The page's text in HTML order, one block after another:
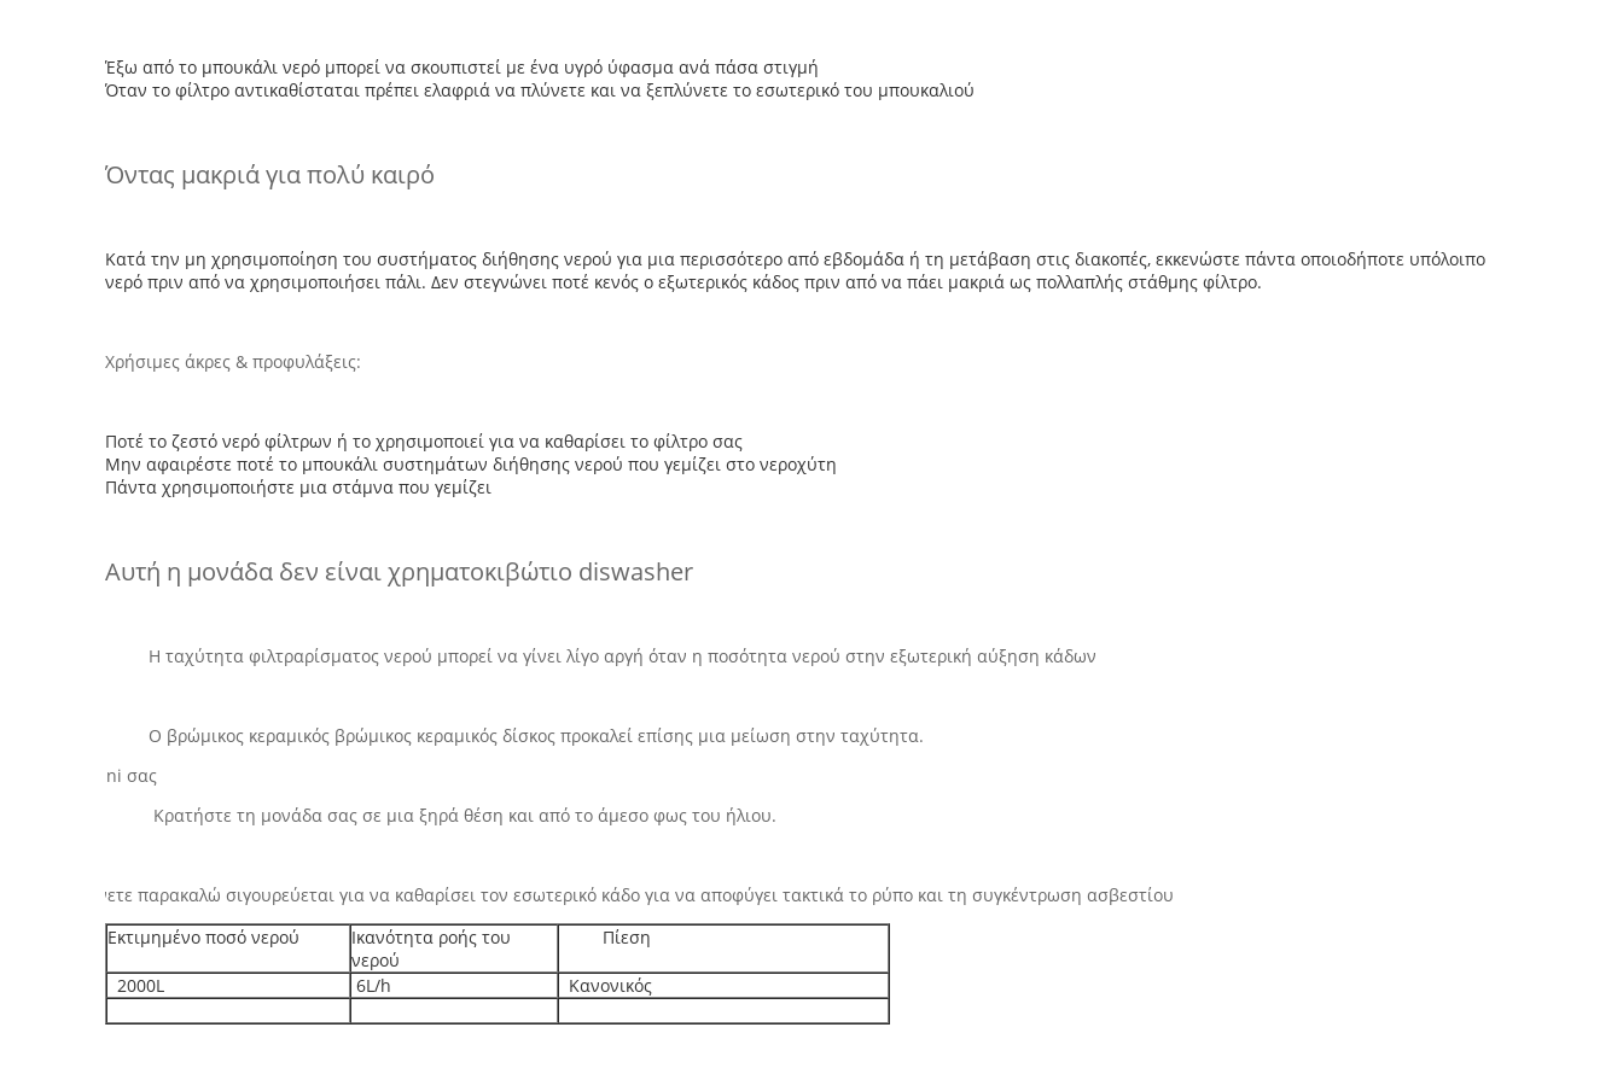
Έξω από το μπουκάλι νερό μπορεί να σκουπιστεί με ένα υγρό ύφασμα ανά πάσα στιγμή
Όταν το φίλτρο αντικαθίσταται πρέπει ελαφριά να πλύνετε και να ξεπλύνετε το εσωτερικό του μπουκαλιού
Όντας μακριά για πολύ καιρό
Κατά την μη χρησιμοποίηση του συστήματος διήθησης νερού για μια περισσότερο από εβδομάδα ή τη μετάβαση στις διακοπές, εκκενώστε πάντα οποιοδήποτε υπόλοιπο
νερό πριν από να χρησιμοποιήσει πάλι. Δεν στεγνώνει ποτέ κενός ο εξωτερικός κάδος πριν από να πάει μακριά ως πολλαπλής στάθμης φίλτρο.
Χρήσιμες άκρες & προφυλάξεις:
Ποτέ το ζεστό νερό φίλτρων ή το χρησιμοποιεί για να καθαρίσει το φίλτρο σας
Μην αφαιρέστε ποτέ το μπουκάλι συστημάτων διήθησης νερού που γεμίζει στο νεροχύτη
Πάντα χρησιμοποιήστε μια στάμνα που γεμίζει
Αυτή η μονάδα δεν είναι χρηματοκιβώτιο diswasher
Η ταχύτητα φιλτραρίσματος νερού μπορεί να γίνει λίγο αργή όταν η ποσότητα νερού στην εξωτερική αύξηση κάδων
Ο βρώμικος κεραμικός βρώμικος κεραμικός δίσκος προκαλεί επίσης μια μείωση στην ταχύτητα.
το uni σας
τη μονάδα σας σε μια ξηρά θέση και από το άμεσο φως του ήλιου.
κάνετε παρακαλώ σιγουρεύεται για να καθαρίσει τον εσωτερικό κάδο για να αποφύγει τακτικά το ρύπο και τη συγκέντρωση ασβεστίου
Εκτιμημένο ποσό νερού
Ικανότητα ροής του
νερού
Πίεση
2000L 6L/h Κανονικός